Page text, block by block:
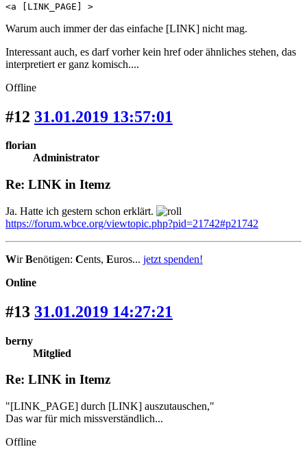
<a [LINK_PAGE] >
Warum auch immer der das einfache [LINK] nicht mag.
Interessant auch, es darf vorher kein href oder ähnliches stehen, das
interpretiert er ganz komisch....
Offline
#12 31.01.2019 13:57:01
florian
Administrator
Re: LINK in Itemz
Ja. Hatte ich gestern schon erklärt.
https://forum.wbce.org/viewtopic.php?pid=21742#p21742
WirBenötigen: Cents, Euros... jetzt spenden!
Online
#13 31.01.2019 14:27:21
berny
Mitglied
Re: LINK in Itemz
"[LINK_PAGE] durch [LINK] auszutauschen,"
Das war für mich missverständlich...
Offline